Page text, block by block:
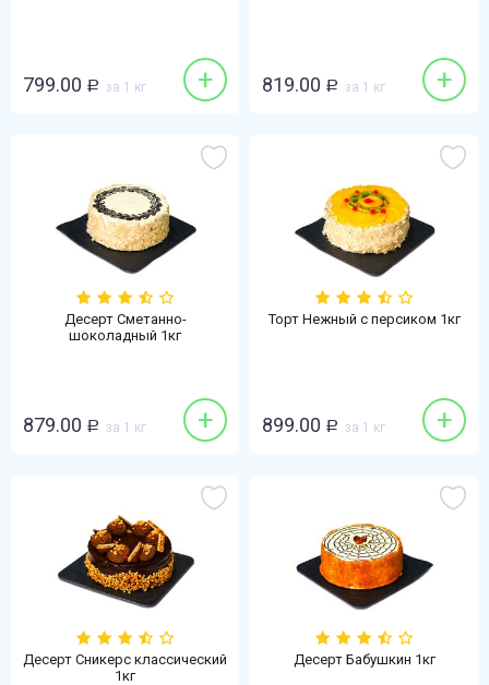
799.00 Р за 1 кг + 819.00 Р за 1 кг +
Десерт Сметанно-
шоколадный 1кг
879.00 Р за 1 кг +
Торт Нежный с персиком 1кг
899.00 Р за 1 кг +
Десерт Сникерс классический
1кг
Десерт Бабушкин 1кг